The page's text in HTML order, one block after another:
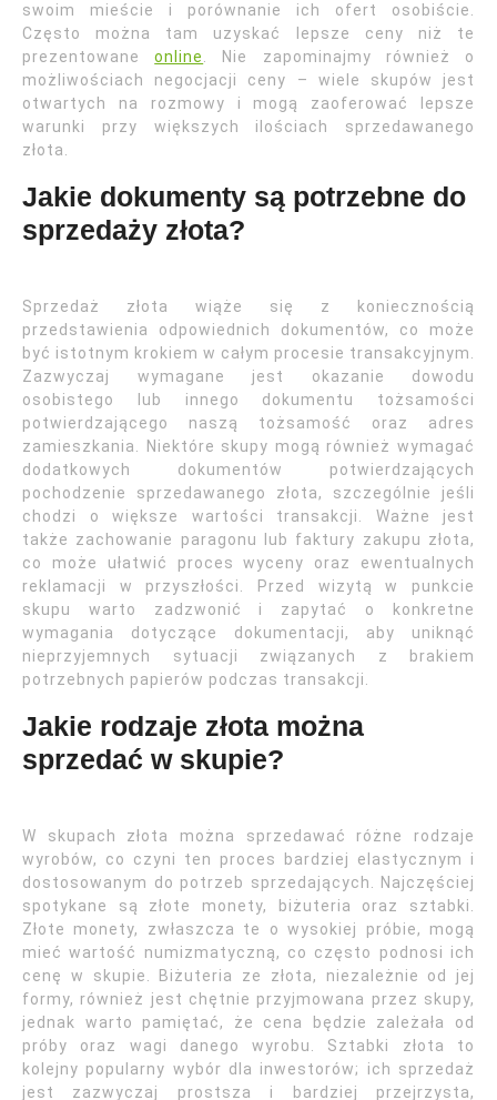
swoim mieście i porównanie ich ofert osobiście.
Często można tam uzyskać lepsze ceny niż te
prezentowaneonline
. Nie zapominajmy również o
możliwościach negocjacji ceny – wiele skupów jest
otwartych na rozmowy i mogą zaoferować lepsze
warunki przy większych ilościach sprzedawanego
złota.
Jakie dokumenty są potrzebne do
sprzedaży złota?
Sprzedaż złota wiąże się z koniecznością
przedstawienia odpowiednich dokumentów, co może
być istotnym krokiem w całym procesie transakcyjnym.
Zazwyczaj wymagane jest okazanie dowodu
osobistego lub innego dokumentu tożsamości
potwierdzającego naszą tożsamość oraz adres
zamieszkania. Niektóre skupy mogą również wymagać
dodatkowych dokumentów potwierdzających
pochodzenie sprzedawanego złota, szczególnie jeśli
chodzi o większe wartości transakcji. Ważne jest
także zachowanie paragonu lub faktury zakupu złota,
co może ułatwić proces wyceny oraz ewentualnych
reklamacji w przyszłości. Przed wizytą w punkcie
skupu warto zadzwonić i zapytać o konkretne
wymagania dotyczące dokumentacji, aby uniknąć
nieprzyjemnych sytuacji związanych z brakiem
potrzebnych papierów podczas transakcji.
Jakie rodzaje złota można
sprzedać w skupie?
W skupach złota można sprzedawać różne rodzaje
wyrobów, co czyni ten proces bardziej elastycznym i
dostosowanym do potrzeb sprzedających. Najczęściej
spotykane są złote monety, biżuteria oraz sztabki.
Złote monety, zwłaszcza te o wysokiej próbie, mogą
mieć wartość numizmatyczną, co często podnosi ich
cenę w skupie. Biżuteria ze złota, niezależnie od jej
formy, również jest chętnie przyjmowana przez skupy,
jednak warto pamiętać, że cena będzie zależała od
próby oraz wagi danego wyrobu. Sztabki złota to
kolejny popularny wybór dla inwestorów; ich sprzedaż
jest zazwyczaj prostsza i bardziej przejrzysta,